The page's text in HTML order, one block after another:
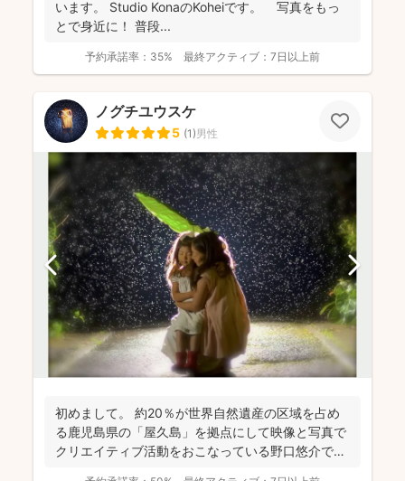
います。 Studio KonaのKoheiです。 写真をもっ
とで身近に！ 普段...
予約承諾率： 35% 最終アクティブ： 7日以上前
ノグチユウスケ
5 (1)男性
初めまして。 約20％が世界自然遺産の区域を占め
る鹿児島県の「屋久島」を拠点にして映像と写真で
クリエイティブ活動をおこなっている野口悠介で